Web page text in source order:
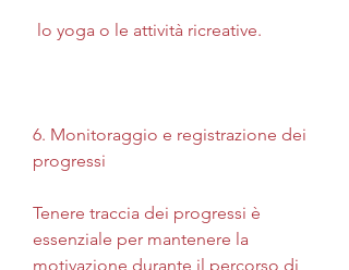
lo yoga o le attività ricreative.
6. Monitoraggio e registrazione dei
progressi
Tenere traccia dei progressi è
essenziale per mantenere la
motivazione durante il percorso di